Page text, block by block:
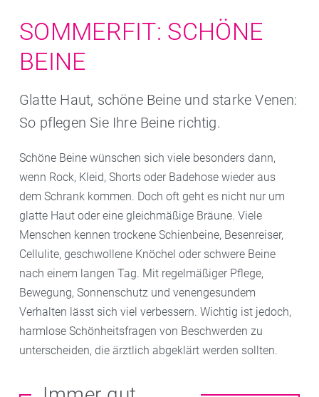
SOMMERFIT: SCHÖNE
BEINE
Glatte Haut, schöne Beine und starke Venen:
So pflegen Sie Ihre Beine richtig.
Schöne Beine wünschen sich viele besonders dann,
wenn Rock, Kleid, Shorts oder Badehose wieder aus
dem Schrank kommen. Doch oft geht es nicht nur um
glatte Haut oder eine gleichmäßige Bräune. Viele
Menschen kennen trockene Schienbeine, Besenreiser,
Cellulite, geschwollene Knöchel oder schwere Beine
nach einem langen Tag. Mit regelmäßiger Pflege,
Bewegung, Sonnenschutz und venengesundem
Verhalten lässt sich viel verbessern. Wichtig ist jedoch,
harmlose Schönheitsfragen von Beschwerden zu
unterscheiden, die ärztlich abgeklärt werden sollten.